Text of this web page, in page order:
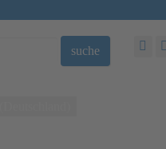
suche